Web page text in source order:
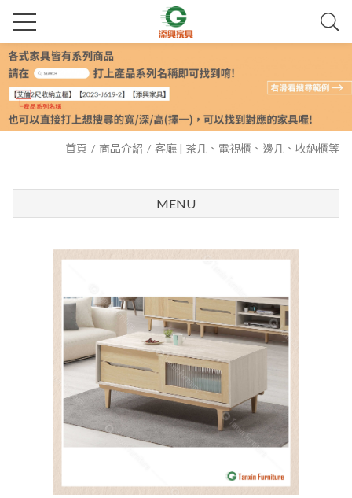
首頁 商品介紹 客廳 | 茶几、電視櫃、邊几、收納櫃等
MENU